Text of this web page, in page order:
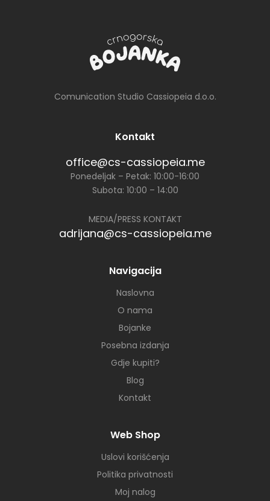
Comunication Studio Cassiopeia d.o.o.
Kontakt
office@cs-cassiopeia.me
Ponedeljak – Petak: 10:00-16:00
Subota: 10:00 – 14:00
MEDIA/PRESS KONTAKT
adrijana@cs-cassiopeia.me
Navigacija
Naslovna
O nama
Bojanke
Posebna izdanja
Gdje kupiti?
Blog
Kontakt
Web Shop
Uslovi korišćenja
Politika privatnosti
Moj nalog